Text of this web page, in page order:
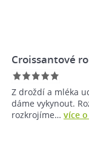
Croissantové
Z droždí a mléka
dáme vykynout.
rozkrojíme… více